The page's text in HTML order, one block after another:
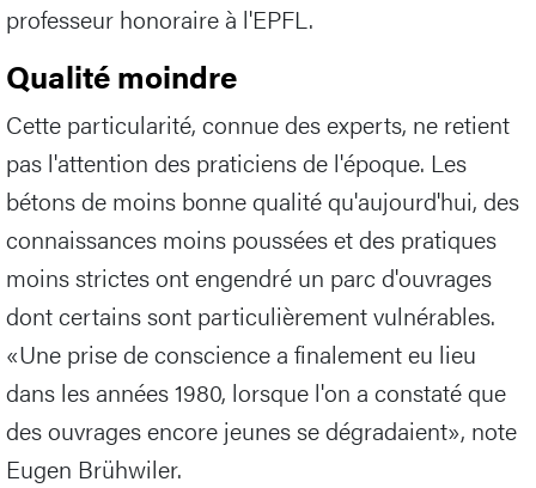
professeur honoraire à l'EPFL.
Qualité moindre
Cette particularité, connue des experts, ne retient
pas l'attention des praticiens de l'époque. Les
bétons de moins bonne qualité qu'aujourd'hui, des
connaissances moins poussées et des pratiques
moins strictes ont engendré un parc d'ouvrages
dont certains sont particulièrement vulnérables.
«Une prise de conscience a finalement eu lieu
dans les années 1980, lorsque l'on a constaté que
des ouvrages encore jeunes se dégradaient», note
Eugen Brühwiler.